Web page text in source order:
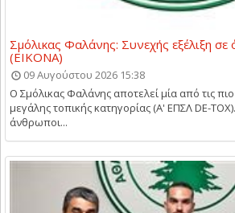
Σμόλικας Φαλάνης: Συνεχής εξέλιξη σε
(ΕΙΚΟΝΑ)
09 Αυγούστου 2026 15:38
Ο Σμόλικας Φαλάνης αποτελεί μία από τις
μεγάλης τοπικής κατηγορίας (Α' ΕΠΣΛ DE-
άνθρωποι...